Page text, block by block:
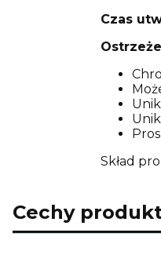
Czas
Skład
Cechy